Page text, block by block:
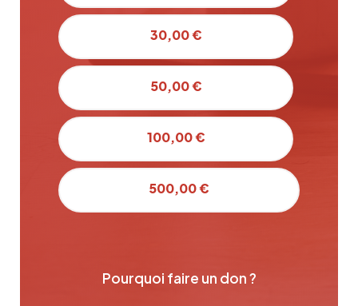
30,00 €
50,00 €
100,00 €
500,00 €
Pourquoi faire un don ?